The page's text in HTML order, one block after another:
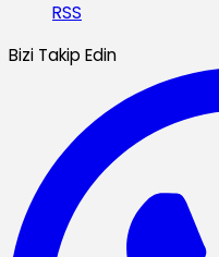
RSS
Bizi Takip Edin